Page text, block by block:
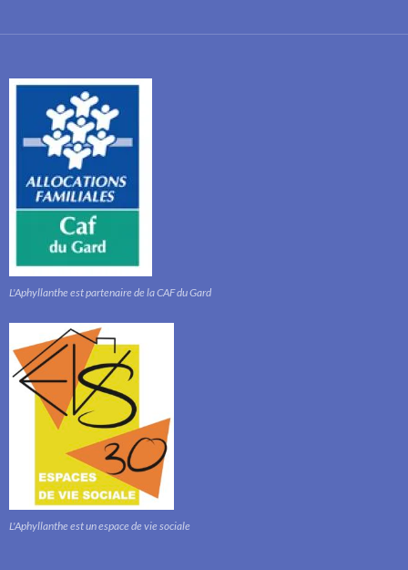
L'Aphyllanthe est partenaire de la CAF du Gard
L'Aphyllanthe est un espace de vie sociale